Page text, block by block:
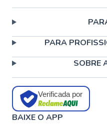
PARA
SOBRE
Verificada por
BAIXE O APP